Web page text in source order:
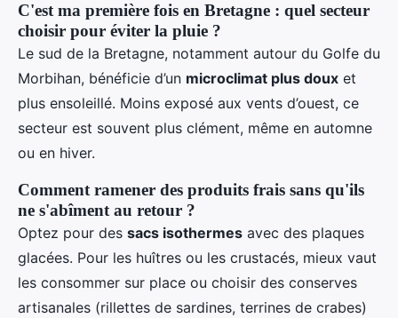
C'est ma première fois en Bretagne : quel secteur
choisir pour éviter la pluie ?
Le sud de la Bretagne, notamment autour du Golfe du
Morbihan, bénéficie d’un microclimat plus doux et
plus ensoleillé. Moins exposé aux vents d’ouest, ce
secteur est souvent plus clément, même en automne
ou en hiver.
Comment ramener des produits frais sans qu'ils
ne s'abîment au retour ?
Optez pour des sacs isothermes avec des plaques
glacées. Pour les huîtres ou les crustacés, mieux vaut
les consommer sur place ou choisir des conserves
artisanales (rillettes de sardines, terrines de crabes)